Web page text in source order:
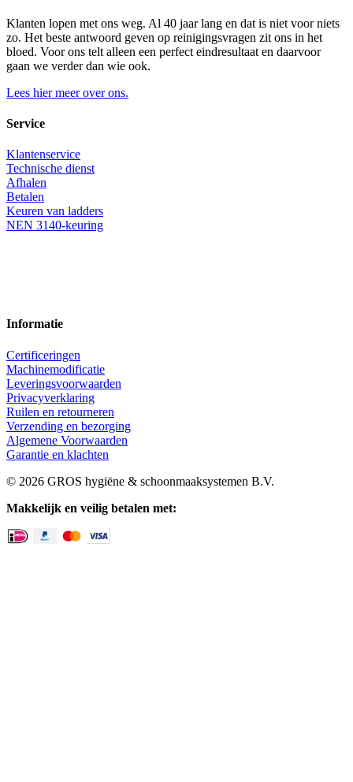
Klanten lopen met ons weg. Al 40 jaar lang en dat is niet voor niets
zo. Het beste antwoord geven op reinigingsvragen zit ons in het
bloed. Voor ons telt alleen een perfect eindresultaat en daarvoor
gaan we verder dan wie ook.
Lees hier meer over ons.
Service
Klantenservice
Technische dienst
Afhalen
Betalen
Keuren van ladders
NEN 3140-keuring
Informatie
Certificeringen
Machinemodificatie
Leveringsvoorwaarden
Privacyverklaring
Ruilen en retourneren
Verzending en bezorging
Algemene Voorwaarden
Garantie en klachten
© 2026 GROS hygiëne & schoonmaaksystemen B.V.
Makkelijk en veilig betalen met: